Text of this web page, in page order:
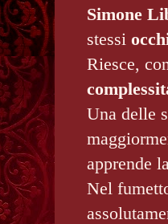
Simone
stessi
Riesce,
Una delle
apprende
Nel